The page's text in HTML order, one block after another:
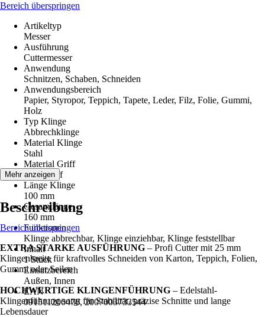
Bereich überspringen
Artikeltyp
Messer
Ausführung
Cuttermesser
Anwendung
Schnitzen, Schaben, Schneiden
Anwendungsbereich
Papier, Styropor, Teppich, Tapete, Leder, Filz, Folie, Gummi,
Holz
Typ Klinge
Abbrechklinge
Material Klinge
Stahl
Material Griff
Kunststoff
Länge Klinge
100 mm
Gesamtlänge
160 mm
Funktionen
Klinge abbrechbar, Klinge einziehbar, Klinge feststellbar
Inhalt
1 Stück
Einsatzbereich
Außen, Innen
EAN
091511200478, 2007003733544
Mehr anzeigen
Beschreibung
Bereich überspringen
EXTRA STARKE AUSFÜHRUNG – Profi Cutter mit 25 mm
Klingenbreite für kraftvolles Schneiden von Karton, Teppich, Folien,
Gummi oder Seilen
HOCHWERTIGE KLINGENFÜHRUNG – Edelstahl-
Klingenführung sorgt für Stabilität, präzise Schnitte und lange
Lebensdauer